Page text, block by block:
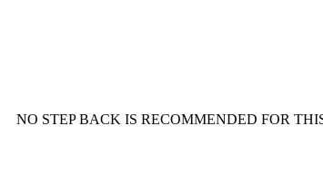
**::NO STEP BACK IS RECOMMENDED FOR